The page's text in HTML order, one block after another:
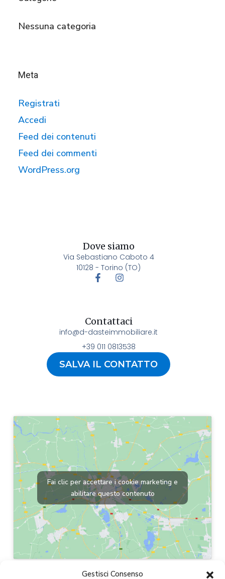
Gestisci Consenso
Nessuna categoria
Meta
Registrati
Accedi
Feed dei contenuti
Feed dei commenti
WordPress.org
Dove siamo
Via Sebastiano Caboto 4
10128 - Torino (TO)
Contattaci
info@d-dasteimmobiliare.it
+39 011 0813538
SALVA IL CONTATTO
Fai clic per accettare i cookie marketing e
abilitare questo contenuto